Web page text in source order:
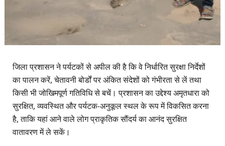
जिला प्रशासन ने पर्यटकों से अपील की है कि वे निर्धारित सुरक्षा निर्देशों
का पालन करें, चेतावनी बोर्डों पर अंकित संदेशों को गंभीरता से लें तथा
किसी भी जोखिमपूर्ण गतिविधि से बचें। प्रशासन का उद्देश्य अमृतधारा को
सुरक्षित, व्यवस्थित और पर्यटक-अनुकूल स्थल के रूप में विकसित करना
है, ताकि यहां आने वाले लोग प्राकृतिक सौंदर्य का आनंद सुरक्षित
वातावरण में ले सकें।